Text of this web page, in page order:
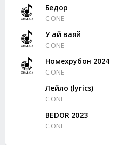
Бедор
C.ONE
У ай ваяй
C.ONE
Номехрубон 2024
C.ONE
Лейло (lyrics)
C.ONE
BEDOR 2023
C.ONE